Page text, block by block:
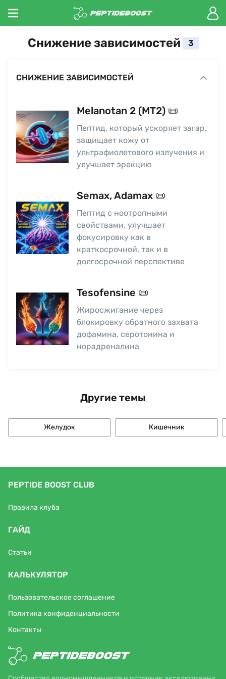
Снижение зависимостей 3
СНИЖЕНИЕ ЗАВИСИМОСТЕЙ
Melanotan 2 (MT2) 📜
Пептид, который ускоряет загар,
защищает кожу от
ультрафиолетового излучения и
улучшает эрекцию
Semax, Adamax 📜
Пептид с ноотропными
свойствами, улучшает
фокусировку как в
краткосрочной, так и в
долгосрочной перспективе
Tesofensine 📜
Жиросжигание через
блокировку обратного захвата
дофамина, серотонина и
норадреналина
Другие темы
Желудок Кишечник
PEPTIDE BOOST CLUB
Правила клуба
ГАЙД
Статьи
КАЛЬКУЛЯТОР
Пользовательское соглашение
Политика конфиденциальности
Контакты